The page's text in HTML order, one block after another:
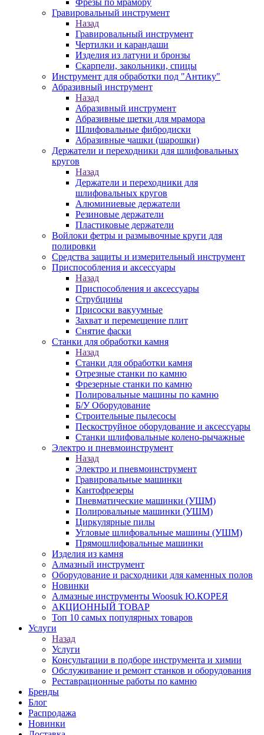
Фрезы по мрамору
Гравировальный инструмент
Назад
Гравировальный инструмент
Чертилки и карандаши
Изделия из латуни и бронзы
Скарпели, закольники, спицы
Инструмент для обработки под "Антику"
Абразивный инструмент
Назад
Абразивный инструмент
Абразивные щетки для мрамора
Шлифовальные фибродиски
Абразивные чашки (шарошки)
Держатели и переходники для шлифовальных
кругов
Назад
Держатели и переходники для
шлифовальных кругов
Алюминиевые держатели
Резиновые держатели
Пластиковые держатели
Войлоки фетры и размывочные круги для
полировки
Средства защиты и измерительный инструмент
Приспособления и аксессуары
Назад
Приспособления и аксессуары
Струбцины
Присоски вакуумные
Захват и перемещение плит
Снятие фаски
Станки для обработки камня
Назад
Станки для обработки камня
Отрезные станки по камню
Фрезерные станки по камню
Полировальные машины по камню
Б/У Оборудование
Строительные пылесосы
Пескоструйное оборудование и аксессуары
Станки шлифовальные колено-рычажные
Электро и пневмоинструмент
Назад
Электро и пневмоинструмент
Гравировальные машинки
Кантофрезеры
Пневматические машинки (УШМ)
Полировальные машинки (УШМ)
Циркулярные пилы
Угловые шлифовальные машины (УШМ)
Прямошлифовальные машинки
Изделия из камня
Алмазный инструмент
Оборудование и расходники для каменных полов
Новинки
Алмазные инструменты Woosuk Ю.КОРЕЯ
АКЦИОННЫЙ ТОВАР
Топ 10 самых популярных товаров
Услуги
Назад
Услуги
Консультации в подборе инструмента и химии
Обслуживание и ремонт станков и оборудования
Реставрационные работы по камню
Бренды
Блог
Распродажа
Новинки